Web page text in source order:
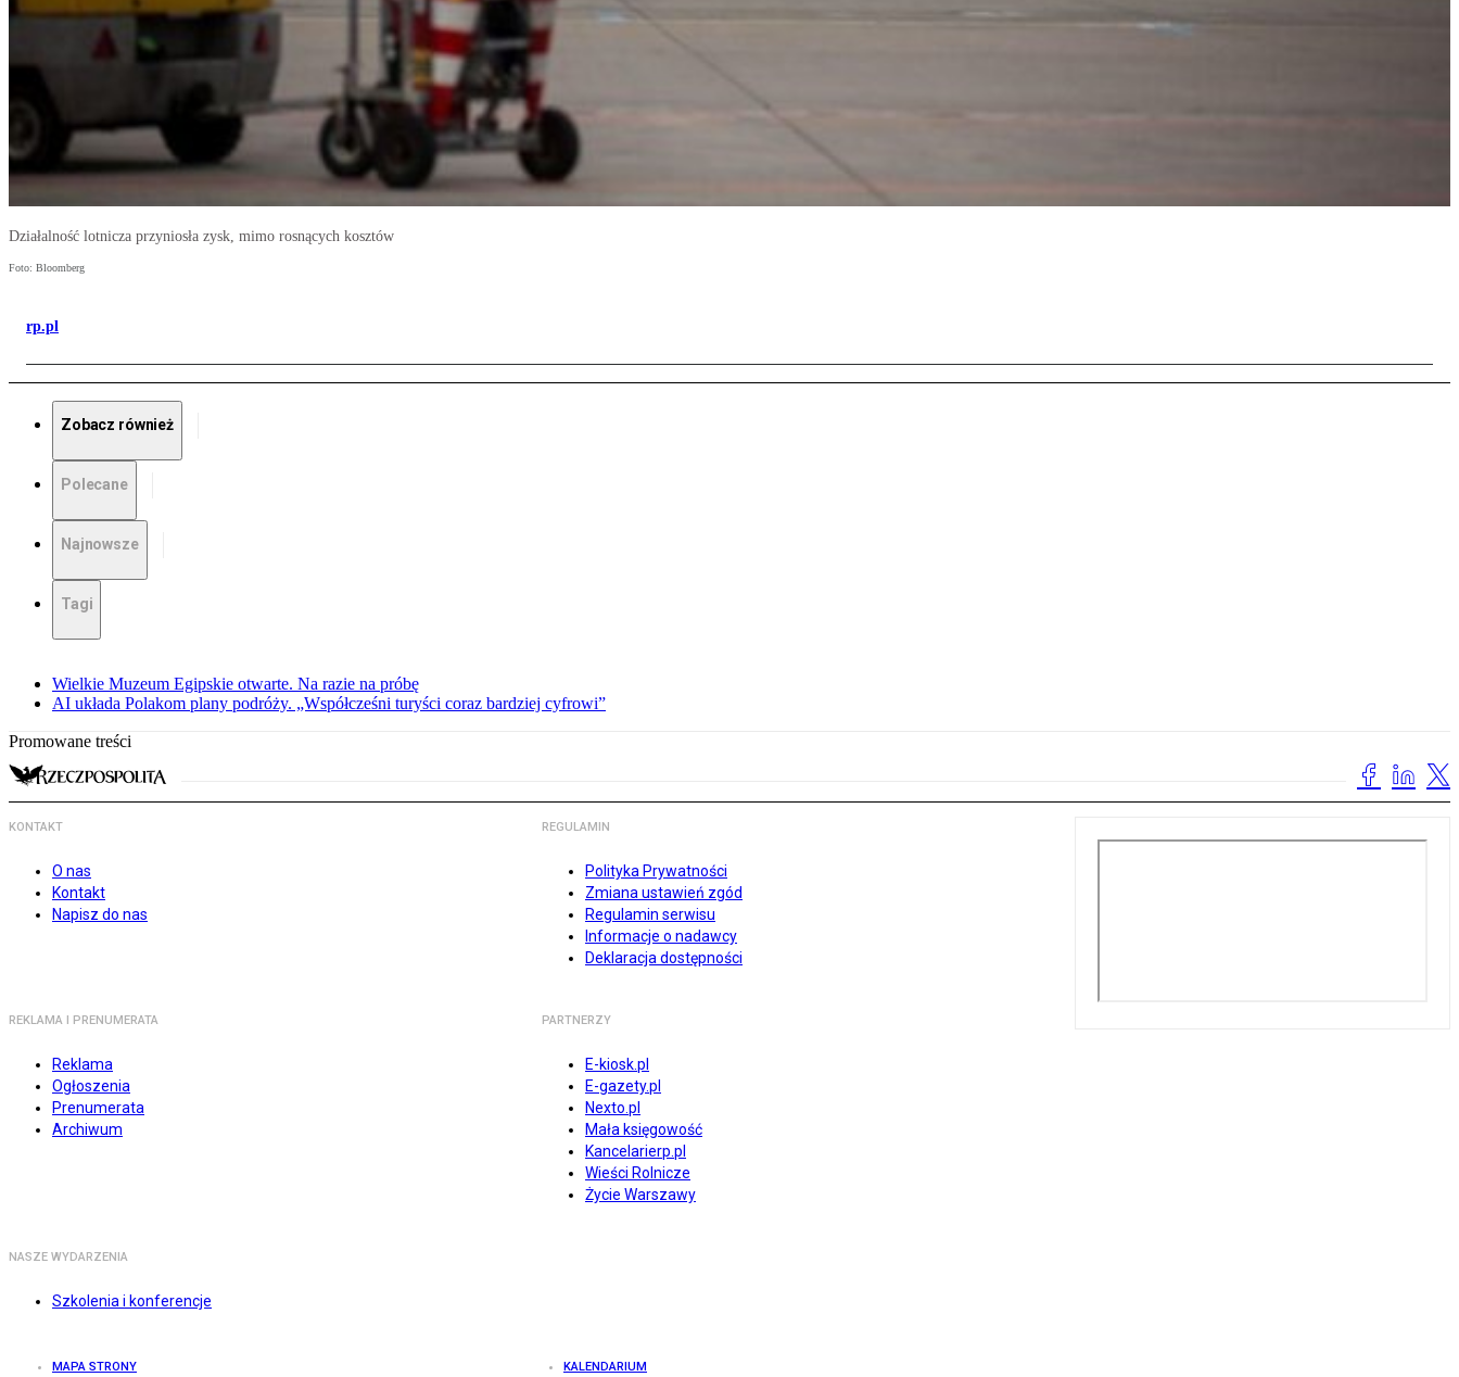
Działalność lotnicza przyniosła zysk, mimo rosnących kosztów
Foto: Bloomberg
rp.pl
Zobacz również
Polecane
Najnowsze
Tagi
Wielkie Muzeum Egipskie otwarte. Na razie na próbę
AI układa Polakom plany podróży. „Współcześni turyści coraz bardziej cyfrowi”
Promowane treści
KONTAKT
O nas
Kontakt
Napisz do nas
REGULAMIN
Polityka Prywatności
Zmiana ustawień zgód
Regulamin serwisu
Informacje o nadawcy
Deklaracja dostępności
REKLAMA I PRENUMERATA
Reklama
Ogłoszenia
Prenumerata
Archiwum
PARTNERZY
E-kiosk.pl
E-gazety.pl
Nexto.pl
Mała księgowość
Kancelarierp.pl
Wieści Rolnicze
Życie Warszawy
NASZE WYDARZENIA
Szkolenia i konferencje
MAPA STRONY KALENDARIUM